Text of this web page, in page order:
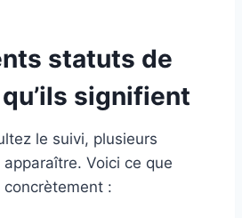
statuts de
signifient
le suivi, plusieurs
Voici ce que
: